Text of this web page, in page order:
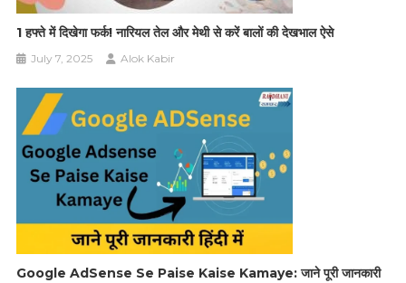
1 हफ्ते में दिखेगा फर्क! नारियल तेल और मेथी से करें बालों की देखभाल ऐसे
July 7, 2025 Alok Kabir
Google AdSense Se Paise Kaise Kamaye: जाने पूरी जानकारी